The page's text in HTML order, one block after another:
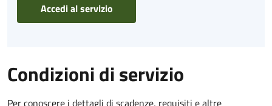
Accedi al servizio
Condizioni di servizio
Per conoscere i dettagli di scadenze, requisiti e altre